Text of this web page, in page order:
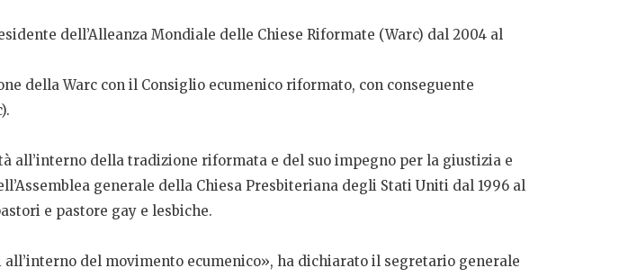
dell’Alleanza Mondiale delle Chiese Riformate (Warc) dal 2004 al
della Warc con il Consiglio ecumenico riformato, con conseguente
all’interno della tradizione riformata e del suo impegno per la giustizia e
generale della Chiesa Presbiteriana degli Stati Uniti dal 1996 al
e pastore gay e lesbiche.
del movimento ecumenico», ha dichiarato il segretario generale